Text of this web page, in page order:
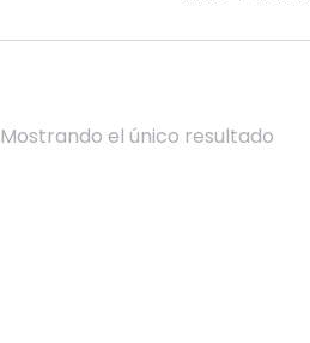
Mostrando el único resultado